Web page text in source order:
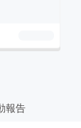
報告